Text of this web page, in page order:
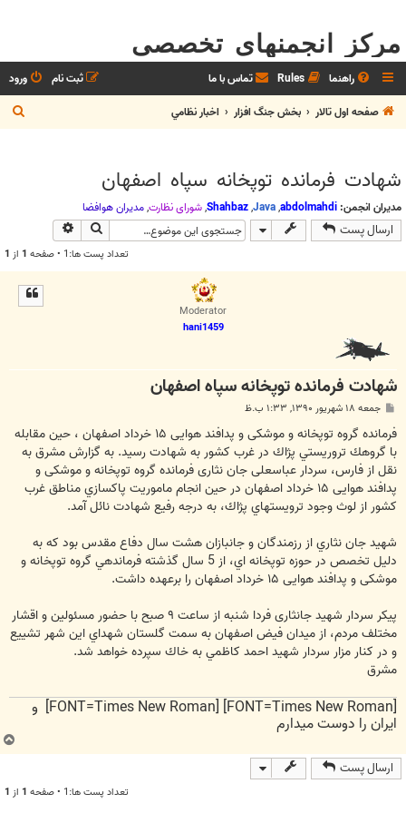
مرکز انجمنهای تخصصی
راهنما Rules تماس با ما ورود
ثبت نام
صفحه اول تالار
بخش جنگ افزار اخبار نظامي
س
شهادت فرمانده توپخانه سپاه اصفهان
مدیران انجمن: abdolmahdi
,
Java
,
Shahbaz
,شوراي نظارت,مديران هوافضا
ارسال پست جستجو
تعداد پست ها:1 • صفحه 1 از 1
Moderator
hani1459
شهادت فرمانده توپخانه سپاه اصفهان
ت
جمعه ۱۸ شهریور ۱۳۹۰, ۱:۳۳ ب.ظ
فرمانده گروه توپخانه و موشکی و پدافند هوایی ۱۵ خرداد اصفهان ، حين مقابله
با گروهك تروريستي پژاك در غرب كشور به شهادت رسيد. به گزارش مشرق به
نقل از فارس، سردار عباسعلی جان نثاری فرمانده گروه توپخانه و موشکی و
پدافند هوایی ۱۵ خرداد اصفهان در حين انجام ماموريت پاكسازي مناطق غرب
كشور از لوث وجود ترويستهاي پژاك، به درجه رفيع شهادت نائل آمد.
شهيد جان نثاري از رزمندگان و جانبازان هشت سال دفاع مقدس بود كه به
دليل تخصص در حوزه توپخانه اي، از 5 سال گذشته فرماندهي گروه توپخانه و
موشکی و پدافند هوایی ۱۵ خرداد اصفهان را برعهده داشت.
پیکر سردار شهید جانثاری فردا شنبه از ساعت ۹ صبح با حضور مسئولین و اقشار
مختلف مردم، از ميدان فیض اصفهان به سمت گلستان شهداي اين شهر تشييع
و در كنار مزار سردار شهيد احمد كاظمي به خاك سپرده خواهد شد.
مشرق
[FONT=Times New Roman] [FONT=Times New Roman] و
ایران را دوست میدارم
ارسال پست
تعداد پست ها:1 • صفحه 1 از 1